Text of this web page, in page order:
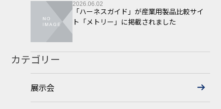
2026.06.02
「ハーネスガイド」が産業用製品比較サイ
ト「メトリー」に掲載されました
カテゴリー
展示会